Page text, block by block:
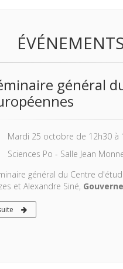
général
Mardi 25 octobre de 12h30 à
Sciences Po - Salle Jean
général du Centre
et Alexandre Siné,